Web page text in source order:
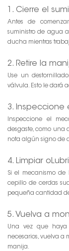
1. Cierre el
Antes de
suministro de agua
ducha mientras
2. Retire la
Use un
válvula. Esto le dará
3. Inspeccione
Inspeccione el
desgaste, como una
nota algún signo de
4. Limpiar
Si el mecanismo
cepillo de cerdas
pequeña cantidad
5. Vuelva a
Una vez que haya
necesarios, vuelva a
manija.